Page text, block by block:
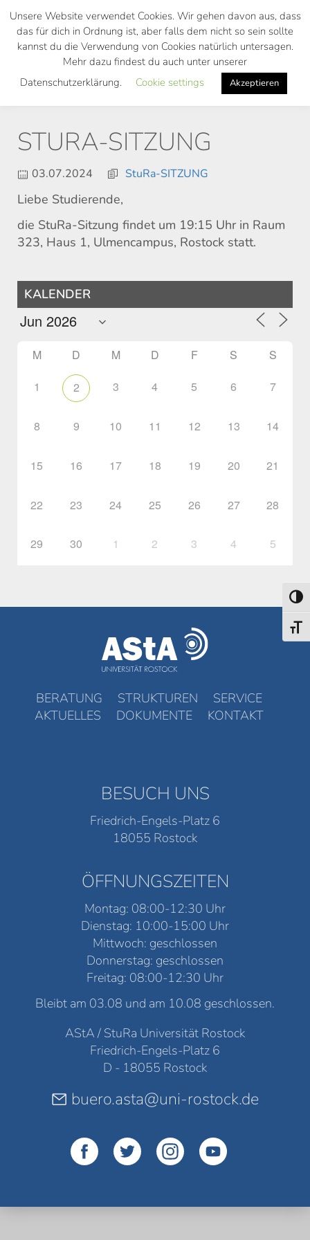
Skip
main
STURA-SITZUNG
03.07.2024 StuRa-SITZUNG
Liebe Studierende,
die StuRa-Sitzung findet um 19:15 Uhr in Raum
323, Haus 1, Ulmencampus, Rostock statt.
KALENDER
M D M D F S S
1 2 3 4 5 6 7
8 9 10 11 12 13 14
15 16 17 18 19 20 21
22 23 24 25 26 27 28
29 30 1 2 3 4 5
BERATUNG STRUKTUREN
SERVICE
AKTUELLES
DOKUMENTE KONTAKT
BESUCH UNS
Friedrich-Engels-Platz 6
18055 Rostock
ÖFFNUNGSZEITEN
Montag: 08:00-12:30 Uhr
Dienstag: 10:00-15:00 Uhr
Mittwoch: geschlossen
Donnerstag: geschlossen
Freitag: 08:00-12:30 Uhr
Bleibt am 03.08 und am 10.08 geschlossen.
AStA / StuRa Universität Rostock
Friedrich-Engels-Platz 6
D - 18055 Rostock
buero.asta@uni-rostock.de
Unsere Website verwendet Cookies. Wir gehen davon aus, dass
das für dich in Ordnung ist, aber falls dem nicht so sein sollte
kannst du die Verwendung von Cookies natürlich untersagen.
Mehr dazu findest du auch unter unserer
Datenschutzerklärung.
Cookie settings Akzeptieren